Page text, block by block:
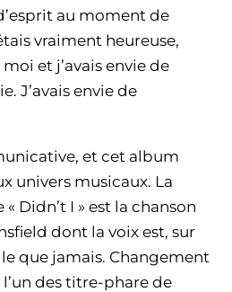
au moment de
vraiment heureuse,
et j’avais envie de
J’avais envie de
et cet album
univers musicaux. La
Didn’t I » est la chanson
dont la voix est, sur
que jamais. Changement
des titre-phare de